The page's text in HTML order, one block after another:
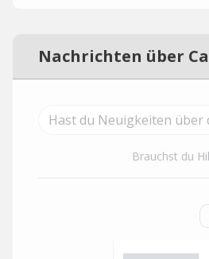
Nachrichten über
Brauchst du